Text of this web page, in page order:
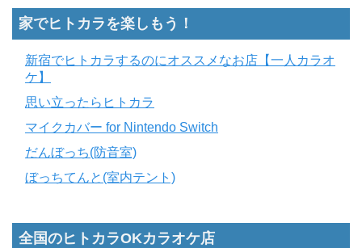
家でヒトカラを楽しもう！
新宿でヒトカラするのにオススメなお店【一人カラオ
ケ】
思い立ったらヒトカラ
マイクカバー for Nintendo Switch
だんぼっち(防音室)
ぼっちてんと(室内テント)
全国のヒトカラOKカラオケ店